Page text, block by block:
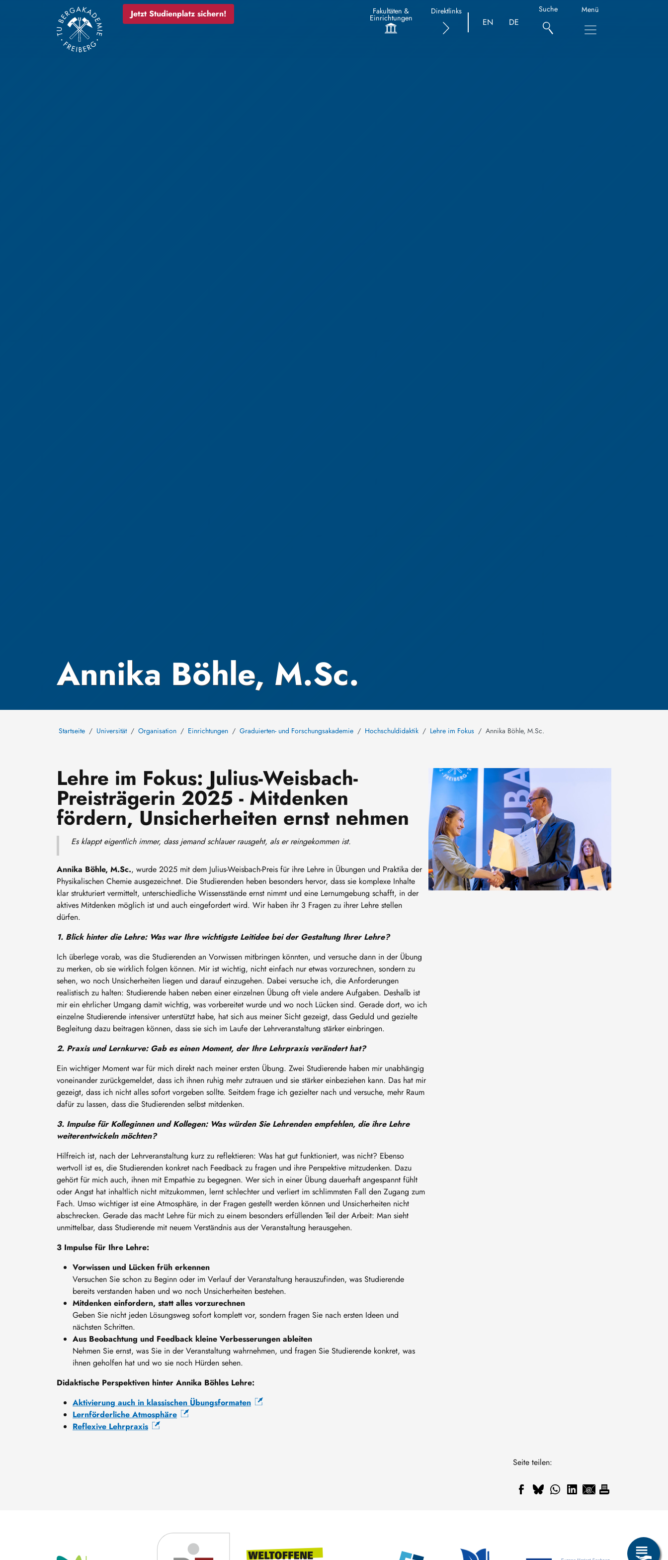
Jetzt Studienplatz sichern! Fakultäten &
Einrichtungen
Direktlinks
EN DE
Suche Menü
Annika Böhle, M.Sc.
Startseite Universität Organisation Einrichtungen Graduierten- und Forschungsakademie Hochschuldidaktik Lehre im Fokus Annika Böhle, M.Sc.
Bild
Lehre im Fokus: Julius-Weisbach-
Preisträgerin 2025 - Mitdenken
fördern, Unsicherheiten ernst nehmen
Es klappt eigentlich immer, dass jemand schlauer rausgeht, als er reingekommen ist.
Annika Böhle, M.Sc., wurde 2025 mit dem Julius-Weisbach-Preis für ihre Lehre in Übungen und Praktika der
Physikalischen Chemie ausgezeichnet. Die Studierenden heben besonders hervor, dass sie komplexe Inhalte
klar strukturiert vermittelt, unterschiedliche Wissensstände ernst nimmt und eine Lernumgebung schafft, in der
aktives Mitdenken möglich ist und auch eingefordert wird. Wir haben ihr 3 Fragen zu ihrer Lehre stellen
dürfen.
1. Blick hinter die Lehre: Was war Ihre wichtigste Leitidee bei der Gestaltung Ihrer Lehre?
Ich überlege vorab, was die Studierenden an Vorwissen mitbringen könnten, und versuche dann in der Übung
zu merken, ob sie wirklich folgen können. Mir ist wichtig, nicht einfach nur etwas vorzurechnen, sondern zu
sehen, wo noch Unsicherheiten liegen und darauf einzugehen. Dabei versuche ich, die Anforderungen
realistisch zu halten: Studierende haben neben einer einzelnen Übung oft viele andere Aufgaben. Deshalb ist
mir ein ehrlicher Umgang damit wichtig, was vorbereitet wurde und wo noch Lücken sind. Gerade dort, wo ich
einzelne Studierende intensiver unterstützt habe, hat sich aus meiner Sicht gezeigt, dass Geduld und gezielte
Begleitung dazu beitragen können, dass sie sich im Laufe der Lehrveranstaltung stärker einbringen.
2. Praxis und Lernkurve: Gab es einen Moment, der Ihre Lehrpraxis verändert hat?
Ein wichtiger Moment war für mich direkt nach meiner ersten Übung. Zwei Studierende haben mir unabhängig
voneinander zurückgemeldet, dass ich ihnen ruhig mehr zutrauen und sie stärker einbeziehen kann. Das hat mir
gezeigt, dass ich nicht alles sofort vorgeben sollte. Seitdem frage ich gezielter nach und versuche, mehr Raum
dafür zu lassen, dass die Studierenden selbst mitdenken.
3. Impulse für Kolleginnen und Kollegen: Was würden Sie Lehrenden empfehlen, die ihre Lehre
weiterentwickeln möchten?
Hilfreich ist, nach der Lehrveranstaltung kurz zu reflektieren: Was hat gut funktioniert, was nicht? Ebenso
wertvoll ist es, die Studierenden konkret nach Feedback zu fragen und ihre Perspektive mitzudenken. Dazu
gehört für mich auch, ihnen mit Empathie zu begegnen. Wer sich in einer Übung dauerhaft angespannt fühlt
oder Angst hat inhaltlich nicht mitzukommen, lernt schlechter und verliert im schlimmsten Fall den Zugang zum
Fach. Umso wichtiger ist eine Atmosphäre, in der Fragen gestellt werden können und Unsicherheiten nicht
abschrecken. Gerade das macht Lehre für mich zu einem besonders erfüllenden Teil der Arbeit: Man sieht
unmittelbar, dass Studierende mit neuem Verständnis aus der Veranstaltung herausgehen.
3 Impulse für Ihre Lehre:
Vorwissen und Lücken früh erkennen
Versuchen Sie schon zu Beginn oder im Verlauf der Veranstaltung herauszufinden, was Studierende
bereits verstanden haben und wo noch Unsicherheiten bestehen.
Mitdenken einfordern, statt alles vorzurechnen
Geben Sie nicht jeden Lösungsweg sofort komplett vor, sondern fragen Sie nach ersten Ideen und
nächsten Schritten.
Aus Beobachtung und Feedback kleine Verbesserungen ableiten
Nehmen Sie ernst, was Sie in der Veranstaltung wahrnehmen, und fragen Sie Studierende konkret, was
ihnen geholfen hat und wo sie noch Hürden sehen.
Didaktische Perspektiven hinter Annika Böhles Lehre:
Aktivierung auch in klassischen Übungsformaten
Lernförderliche Atmosphäre
Reflexive Lehrpraxis
Seite teilen: